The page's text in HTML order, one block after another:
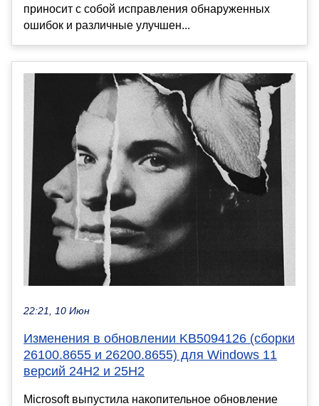
приносит с собой исправления обнаруженных
ошибок и различные улучшен...
22:21, 10 Июн
Изменения в обновлении KB5094126 (сборки
26100.8655 и 26200.8655) для Windows 11
версий 24H2 и 25H2
Microsoft выпустила накопительное обновление